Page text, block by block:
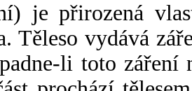
je přirozená
Těleso vydává
li toto záření